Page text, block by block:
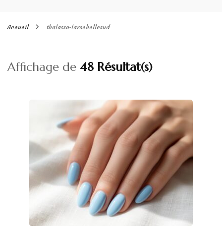
Accueil thalasso-larochellesud
Affichage de 48 Résultat(s)